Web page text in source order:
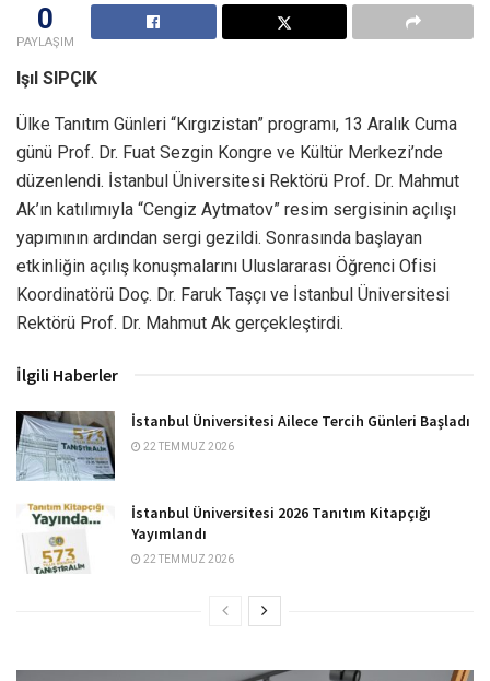
0
PAYLAŞIM
Işıl SIPÇIK
Ülke Tanıtım Günleri “Kırgızistan” programı, 13 Aralık Cuma
günü Prof. Dr. Fuat Sezgin Kongre ve Kültür Merkezi’nde
düzenlendi. İstanbul Üniversitesi Rektörü Prof. Dr. Mahmut
Ak’ın katılımıyla “Cengiz Aytmatov” resim sergisinin açılışı
yapımının ardından sergi gezildi. Sonrasında başlayan
etkinliğin açılış konuşmalarını Uluslararası Öğrenci Ofisi
Koordinatörü Doç. Dr. Faruk Taşçı ve İstanbul Üniversitesi
Rektörü Prof. Dr. Mahmut Ak gerçekleştirdi.
İlgili Haberler
İstanbul Üniversitesi Ailece Tercih Günleri Başladı
22 TEMMUZ 2026
İstanbul Üniversitesi 2026 Tanıtım Kitapçığı
Yayımlandı
22 TEMMUZ 2026